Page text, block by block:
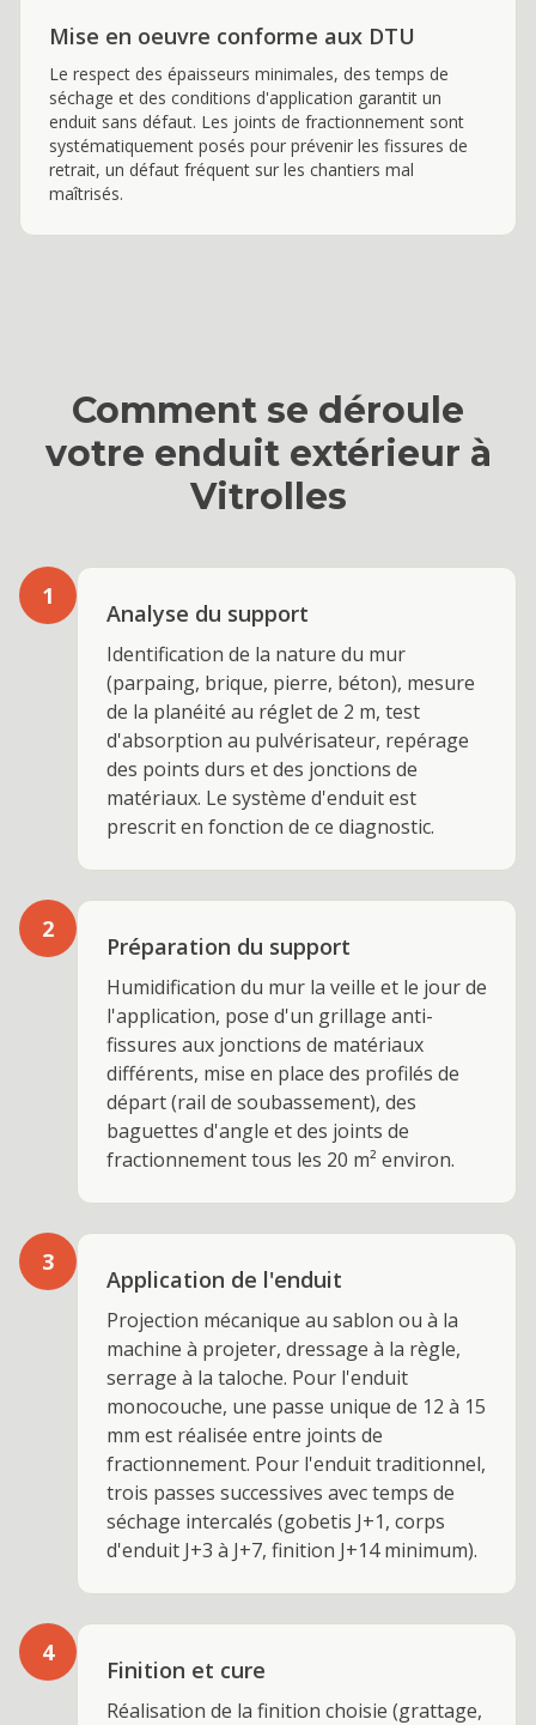
Mise en oeuvre conforme aux DTU
Le respect des épaisseurs minimales, des temps de
séchage et des conditions d'application garantit un
enduit sans défaut. Les joints de fractionnement sont
systématiquement posés pour prévenir les fissures de
retrait, un défaut fréquent sur les chantiers mal
maîtrisés.
Comment se déroule
votre enduit extérieur à
Vitrolles
1
Analyse du support
Identification de la nature du mur
(parpaing, brique, pierre, béton), mesure
de la planéité au réglet de 2 m, test
d'absorption au pulvérisateur, repérage
des points durs et des jonctions de
matériaux. Le système d'enduit est
prescrit en fonction de ce diagnostic.
2
Préparation du support
Humidification du mur la veille et le jour de
l'application, pose d'un grillage anti-
fissures aux jonctions de matériaux
différents, mise en place des profilés de
départ (rail de soubassement), des
baguettes d'angle et des joints de
fractionnement tous les 20 m² environ.
3
Application de l'enduit
Projection mécanique au sablon ou à la
machine à projeter, dressage à la règle,
serrage à la taloche. Pour l'enduit
monocouche, une passe unique de 12 à 15
mm est réalisée entre joints de
fractionnement. Pour l'enduit traditionnel,
trois passes successives avec temps de
séchage intercalés (gobetis J+1, corps
d'enduit J+3 à J+7, finition J+14 minimum).
4
Finition et cure
Réalisation de la finition choisie (grattage,